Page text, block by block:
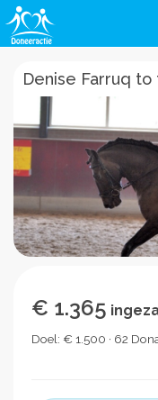
Denise Farruq to
€ 1.365
Doel: € 1.500 · 62